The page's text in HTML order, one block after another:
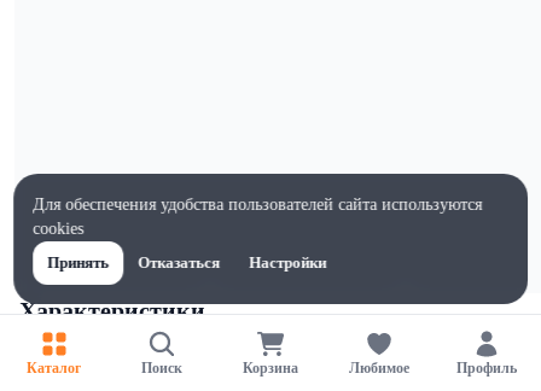
Характеристики
Ширина, мм
90
Каталог Поиск Корзина Любимое Профиль
Для обеспечения удобства пользователей сайта используются
cookies
Принять
Отказаться Настройки